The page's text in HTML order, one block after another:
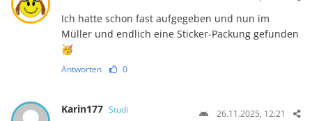
Ich hatte schon fast aufgegeben und nun im
Müller und endlich eine Sticker-Packung gefunden
🥳
Antworten 0
Karin177 Studi 26.11.2025, 12:21